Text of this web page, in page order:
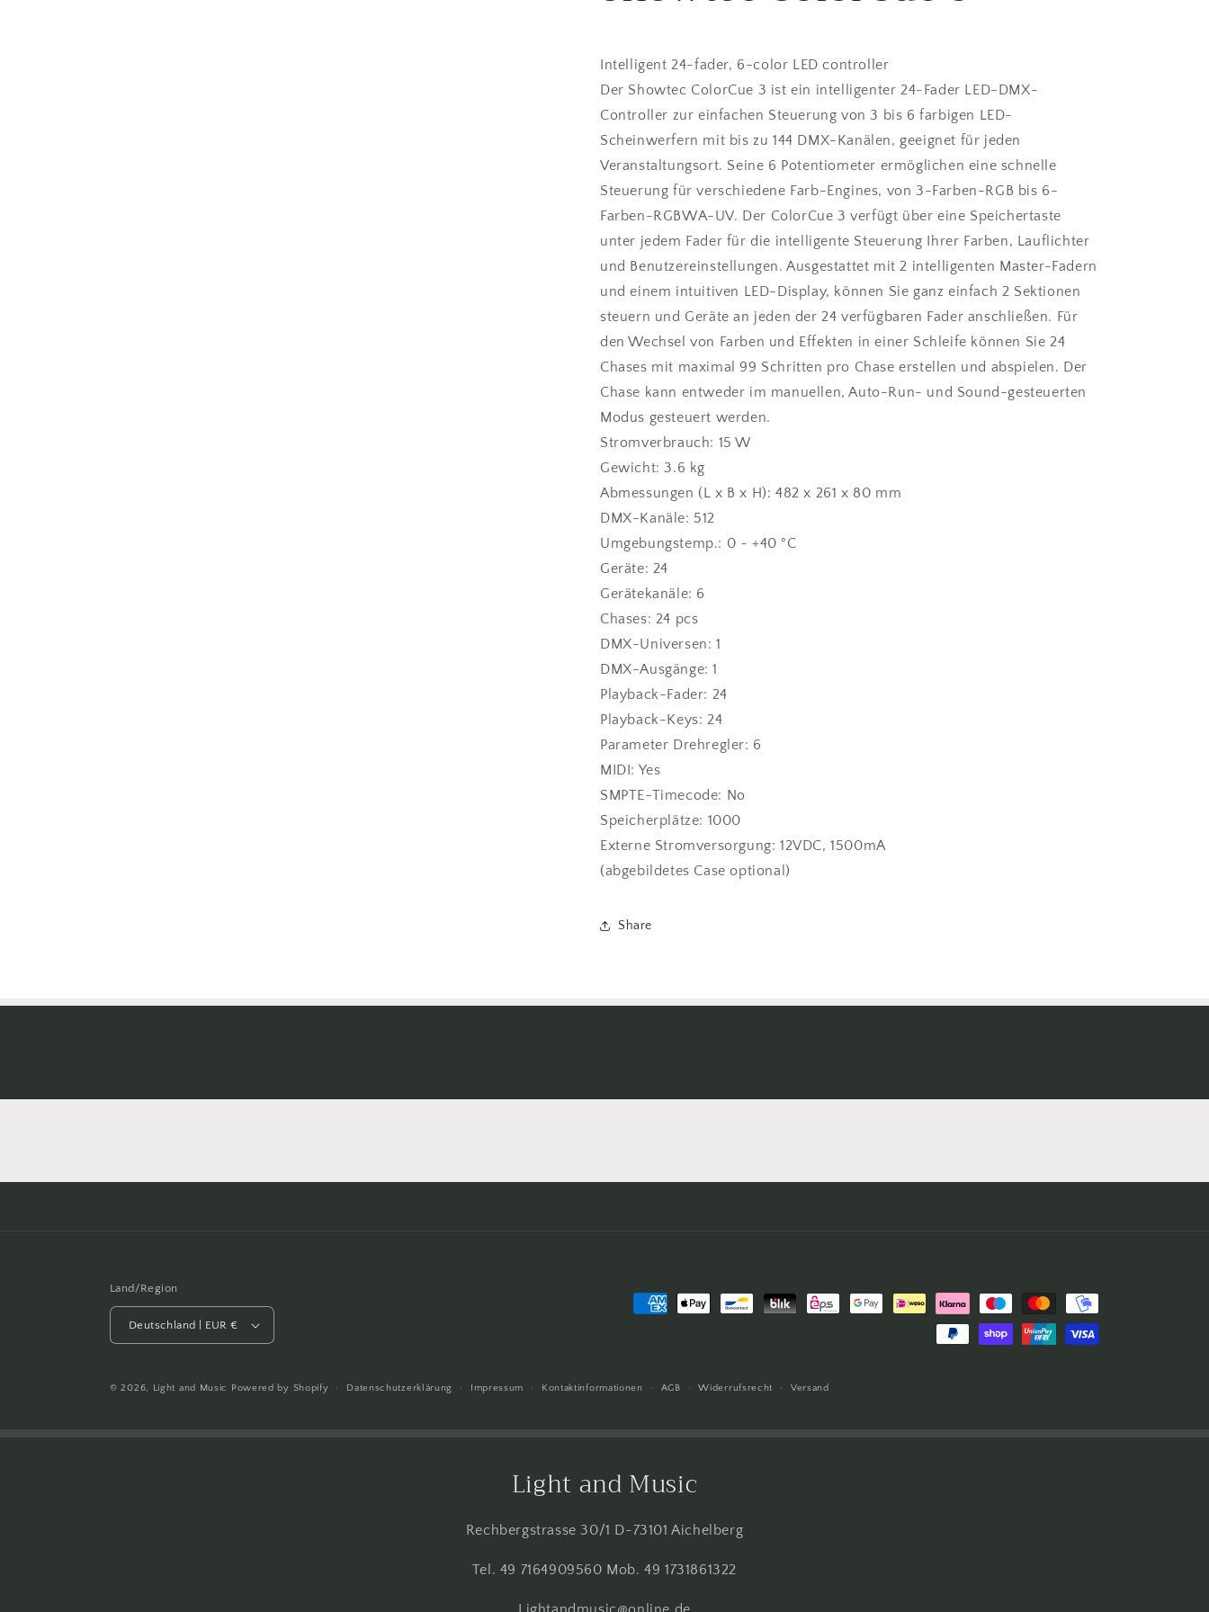
Intelligent 24-fader, 6-color LED controller
Der Showtec ColorCue 3 ist ein intelligenter 24-Fader LED-DMX-
Controller zur einfachen Steuerung von 3 bis 6 farbigen LED-
Scheinwerfern mit bis zu 144 DMX-Kanälen, geeignet für jeden
Veranstaltungsort. Seine 6 Potentiometer ermöglichen eine schnelle
Steuerung für verschiedene Farb-Engines, von 3-Farben-RGB bis 6-
Farben-RGBWA-UV. Der ColorCue 3 verfügt über eine Speichertaste
unter jedem Fader für die intelligente Steuerung Ihrer Farben, Lauflichter
und Benutzereinstellungen. Ausgestattet mit 2 intelligenten Master-Fadern
und einem intuitiven LED-Display, können Sie ganz einfach 2 Sektionen
steuern und Geräte an jeden der 24 verfügbaren Fader anschließen. Für
den Wechsel von Farben und Effekten in einer Schleife können Sie 24
Chases mit maximal 99 Schritten pro Chase erstellen und abspielen. Der
Chase kann entweder im manuellen, Auto-Run- und Sound-gesteuerten
Modus gesteuert werden.
Stromverbrauch: 15 W
Gewicht: 3.6 kg
Abmessungen (L x B x H): 482 x 261 x 80 mm
DMX-Kanäle: 512
Umgebungstemp.: 0 ~ +40 °C
Geräte: 24
Gerätekanäle: 6
Chases: 24 pcs
DMX-Universen: 1
DMX-Ausgänge: 1
Playback-Fader: 24
Playback-Keys: 24
Parameter Drehregler: 6
MIDI: Yes
SMPTE-Timecode: No
Speicherplätze: 1000
Externe Stromversorgung: 12VDC, 1500mA
(abgebildetes Case optional)
Share
Land/Region
Deutschland | EUR €
Zahlungsmethoden
© 2026, Light and Music Powered by Shopify Datenschutzerklärung Impressum Kontaktinformationen AGB Widerrufsrecht Versand
Light and Music
Rechbergstrasse 30/1 D-73101 Aichelberg
Tel. 49 7164909560 Mob. 49 1731861322